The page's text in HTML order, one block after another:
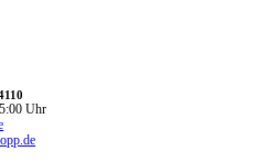
Uhr